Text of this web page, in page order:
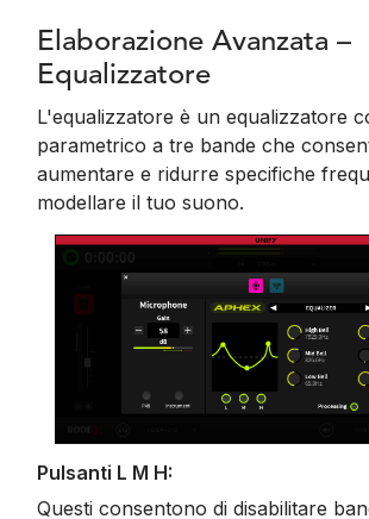
Elaborazione Avanzata –
Equalizzatore
L'equalizzatore è un equalizzatore
parametrico a tre bande che
aumentare e ridurre specifiche
modellare il tuo suono.
Pulsanti L M H:
Questi consentono di disabilitare